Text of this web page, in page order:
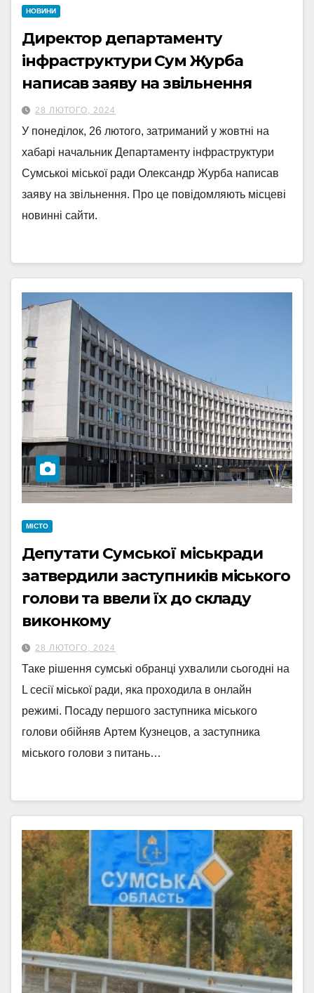
НОВИНИ
Директор департаменту
інфраструктури Сум Журба
написав заяву на звільнення
28 ЛЮТОГО, 2024
У понеділок, 26 лютого, затриманий у жовтні на
хабарі начальник Департаменту інфраструктури
Сумськоі міської ради Олександр Журба написав
заяву на звільнення. Про це повідомляють місцеві
новинні сайти.
МІСТО
Депутати Сумської міськради
затвердили заступників міського
голови та ввели їх до складу
виконкому
28 ЛЮТОГО, 2024
Таке рішення сумські обранці ухвалили сьогодні на
L сесії міської ради, яка проходила в онлайн
режимі. Посаду першого заступника міського
голови обійняв Артем Кузнецов, а заступника
міського голови з питань…